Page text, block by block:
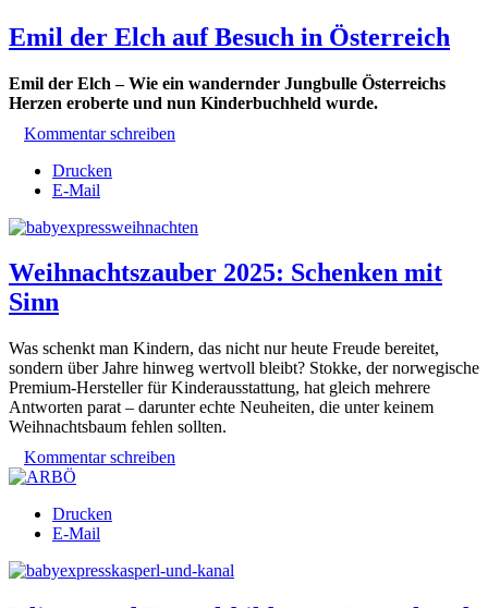
Emil der Elch auf Besuch in Österreich
Emil der Elch – Wie ein wandernder Jungbulle Österreichs
Herzen eroberte und nun Kinderbuchheld wurde.
Kommentar schreiben
Drucken
E-Mail
Weihnachtszauber 2025: Schenken mit
Sinn
Was schenkt man Kindern, das nicht nur heute Freude bereitet,
sondern über Jahre hinweg wertvoll bleibt? Stokke, der norwegische
Premium-Hersteller für Kinderausstattung, hat gleich mehrere
Antworten parat – darunter echte Neuheiten, die unter keinem
Weihnachtsbaum fehlen sollten.
Kommentar schreiben
Drucken
E-Mail